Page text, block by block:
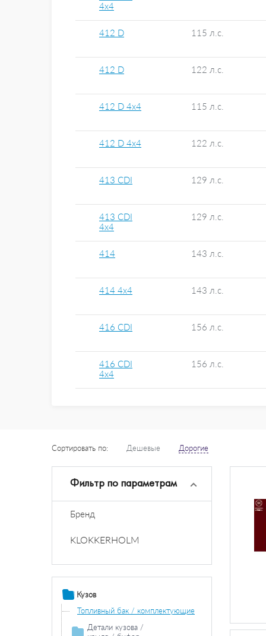
4x4
412 D 115 л.с.
412 D 122 л.с.
412 D 4x4 115 л.с.
412 D 4x4 122 л.с.
413 CDI 129 л.с.
413 CDI
4x4
129 л.с.
414 143 л.с.
414 4x4 143 л.с.
416 CDI 156 л.с.
416 CDI
4x4
156 л.с.
Сортировать по: Дешевые Дорогие
Фильтр по параметрам
Бренд
KLOKKERHOLM
Кузов
Топливный бак / комплектующие
Детали кузова /